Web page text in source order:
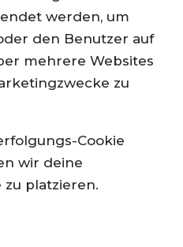
werden, um
den Benutzer auf
mehrere Websites
zu
Cookie
wir deine
zu platzieren.